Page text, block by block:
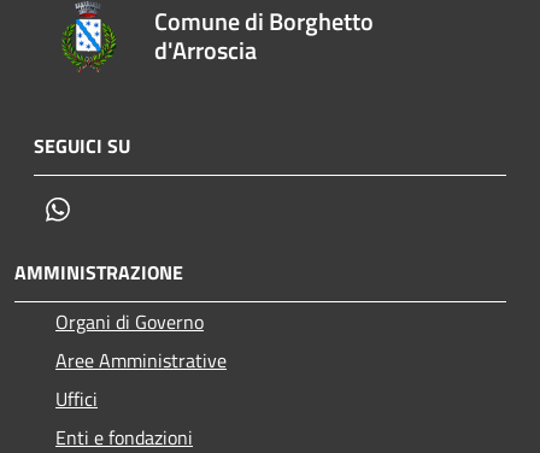
Comune di Borghetto
d'Arroscia
SEGUICI SU
AMMINISTRAZIONE
Organi di Governo
Aree Amministrative
Uffici
Enti e fondazioni